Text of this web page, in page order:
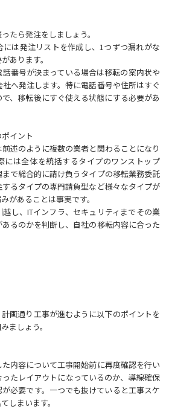
たら発注をしましょう。
は発注リストを作成し、1つずつ漏れがな
あります。
番号が決まっている場合は移転の案内状や
へ発注します。特に電話番号や住所はすぐ
、移転後にすぐ使える状態にする必要があ
イント
述のように複数の業者と関わることになり
には全体を統括するタイプのワンストップ
で総合的に請け負うタイプの移転業務委託
るタイプの専門請負型など様々なタイプが
があることは事実です。
し、ITインフラ、セキュリティまでその業
るのかを判断し、自社の移転内容に合った
画通り工事が進むように以下のポイントを
ましょう。
内容について工事開始前に再度確認を行い
たレイアウトになっているのか、導線確保
必要です。一つでも抜けていると工事スケ
しまいます。